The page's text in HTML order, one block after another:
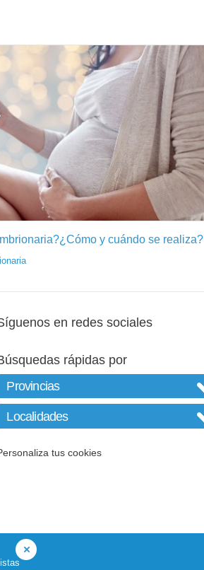
y cuándo se realiza?
en redes sociales
rápidas por
tus cookies